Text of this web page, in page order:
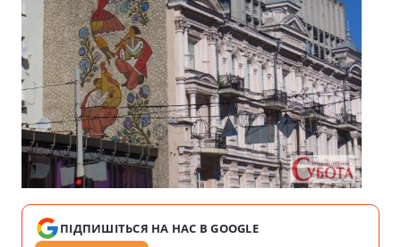
ПІДПИШІТЬСЯ НА НАС В GOOGLE